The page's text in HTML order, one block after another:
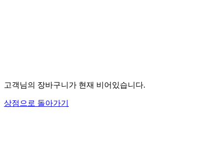
고객님의 장바구니가 현재 비어있습니다.
상점으로 돌아가기